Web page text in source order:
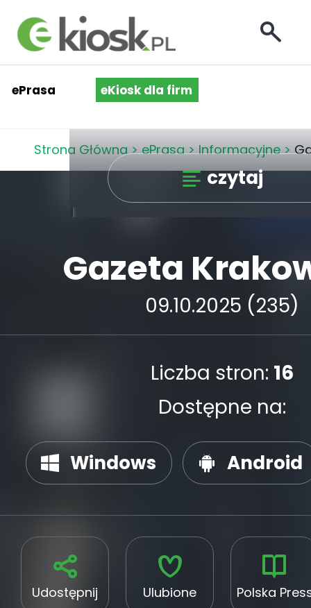
ePrasa eKiosk dla firm
Strona Główna > ePrasa > Informacyjne >
czytaj
Gazeta
09.10.2025 (235)
Liczba stron: 16
Dostępne na:
Windows Android
Udostępnij Ulubione Polska